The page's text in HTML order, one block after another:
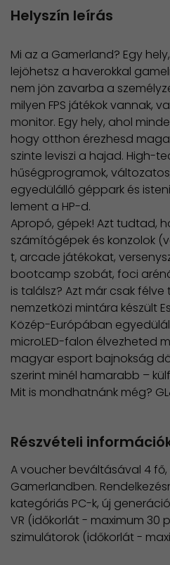
Helyszín leírás
Mi az a Gamerland? Egy
lejöhetsz a haverokkal
nem jön zavarba a
milyen FPS játékok vannak,
monitor. Egy hely, ahol
hogy otthon érezhesd
szinte leviszi a hajad. High-
hűségprogramok,
egyedülálló géppark és
lement a HP-d.
Apropó, gépek! Azt tudtad,
számítógépek és konzolok
t, arcade játékokat,
bootcamp szobát, foci
is találsz? Azt már csak
nemzetközi mintára készült
Közép-Európában
microLED-falon élvezheted
magyar esport bajnokság
szerint minél hamarabb –
Mit is mondhatnánk még?
Részvételi
A voucher beváltásával 4
Gamerlandben.
kategóriás PC-k, új
VR (időkorlát - maximum 30
szimulátorok (időkorlát -